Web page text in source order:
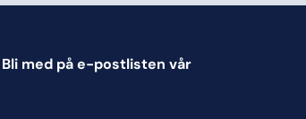
Bli med på e-postlisten vår